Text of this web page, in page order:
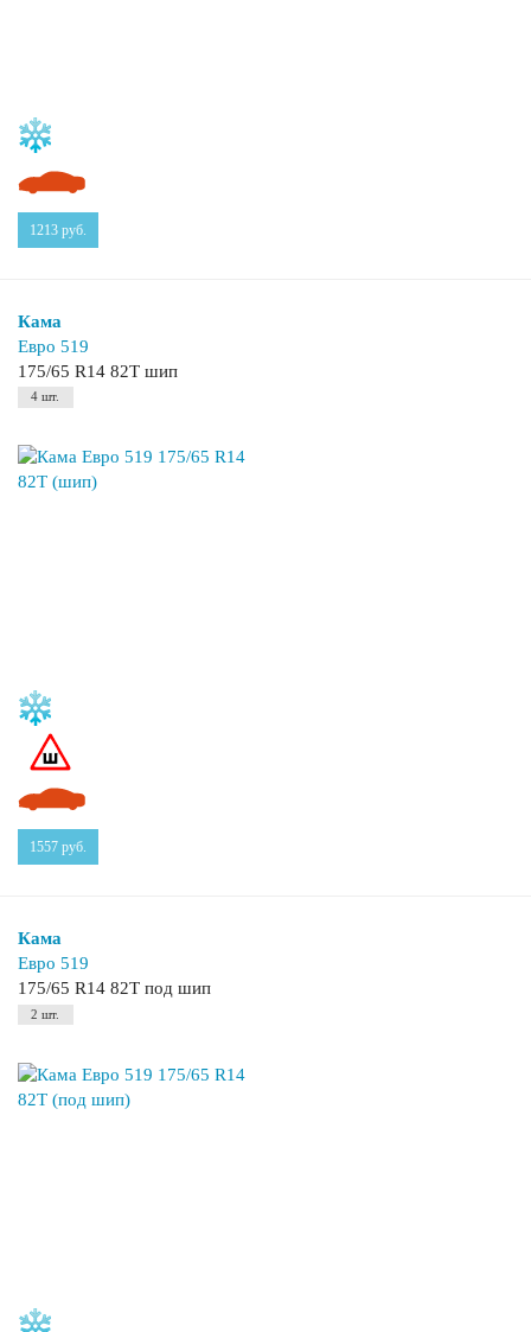
1213 руб.
Кама
Евро 519
175/65 R14 82T шип
4 шт.
1557 руб.
Кама
Евро 519
175/65 R14 82T под шип
2 шт.